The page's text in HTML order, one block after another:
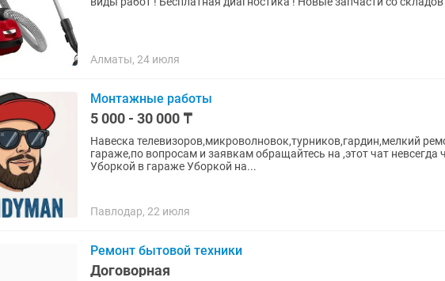
Алматы, 24 июля
Монтажные работы
5 000 - 30 000 ₸
Навеска телевизоров,микроволновок,турников,гардин,мелкий
гараже,по вопросам и заявкам обращайтесь на ,этот чат
Уборкой в гараже Уборкой на...
Павлодар, 22 июля
Ремонт бытовой техники
Договорная